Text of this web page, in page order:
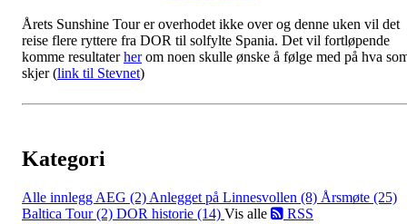
Årets Sunshine Tour er overhodet ikke over og denne uken vil det
reise flere ryttere fra DOR til solfylte Spania. Det vil fortløpende
komme resultaterherom noen skulle ønske å følge med på hva
skjer (link til Stevnet)
Kategori
Alle innlegg AEG (2) Anlegget på Linnesvollen (8) Årsmøte (25)
Baltica Tour (2) DOR historie (14) Vis alle RSS